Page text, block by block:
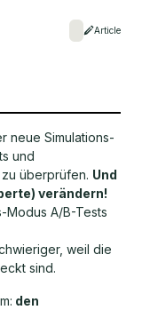
Article
neue Simulations-
und
überprüfen. Und
verändern!
Modus A/B-Tests
weil die
sind.
den